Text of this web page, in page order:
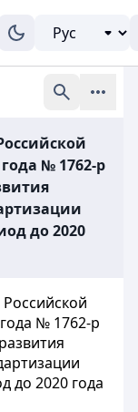
№ 1762-р
до 2020
№ 1762-р
до 2020 года